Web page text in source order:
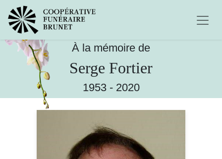
À la mémoire de
Serge Fortier
1953 - 2020